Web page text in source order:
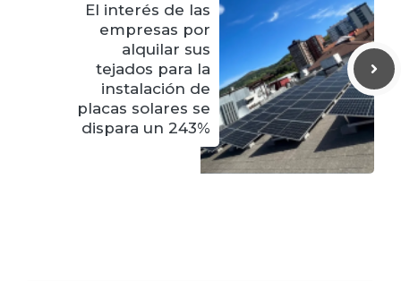
El interés de las
empresas por
alquilar sus
tejados para la
instalación de
placas solares se
dispara un 243%